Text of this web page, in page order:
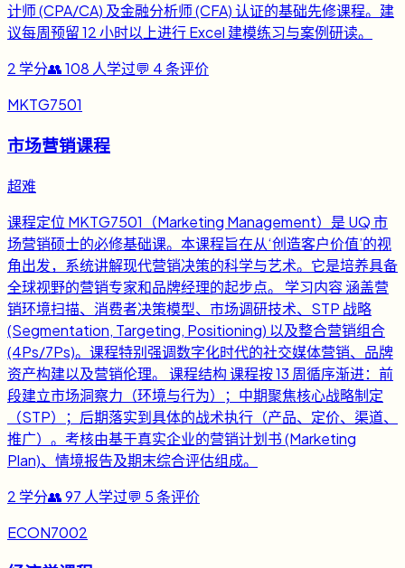
计师 (CPA/CA) 及金融分析师 (CFA) 认证的基础先修课程。建
议每周预留 12 小时以上进行 Excel 建模练习与案例研读。
2 学分👥108 人学过💬 4条评价
MKTG7501
市场营销课程
超难
课程定位 MKTG7501（Marketing Management）是 UQ 市
场营销硕士的必修基础课。本课程旨在从‘创造客户价值’的视
角出发，系统讲解现代营销决策的科学与艺术。它是培养具备
全球视野的营销专家和品牌经理的起步点。 学习内容 涵盖营
销环境扫描、消费者决策模型、市场调研技术、STP 战略
(Segmentation, Targeting, Positioning) 以及整合营销组合
(4Ps/7Ps)。课程特别强调数字化时代的社交媒体营销、品牌
资产构建以及营销伦理。 课程结构 课程按 13 周循序渐进：前
段建立市场洞察力（环境与行为）；中期聚焦核心战略制定
（STP）；后期落实到具体的战术执行（产品、定价、渠道、
推广）。考核由基于真实企业的营销计划书 (Marketing
Plan)、情境报告及期末综合评估组成。
2 学分👥97 人学过💬 5条评价
ECON7002